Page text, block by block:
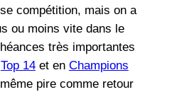
compétition, mais on a
ou moins vite dans le
très importantes
Top 14et en Champions
pire comme retour